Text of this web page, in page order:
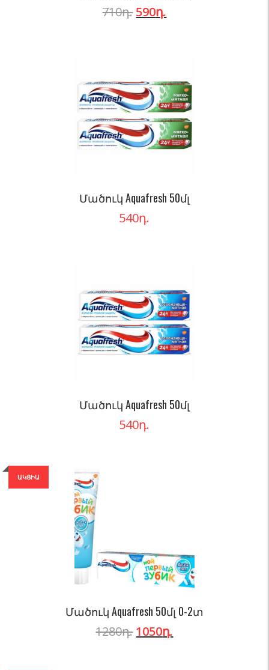
710դ. 590դ.
Մածուկ Aquafresh 50մլ
540դ.
Մածուկ Aquafresh 50մլ
540դ.
ԱԿՑԻԱ
Մածուկ Aquafresh 50մլ 0-2տ
1280դ. 1050դ.